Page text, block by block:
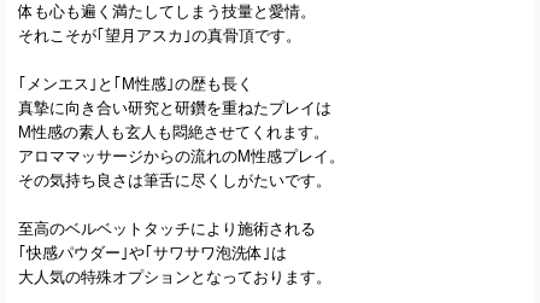
体も心も遍く満たしてしまう技量と愛情。
それこそが｢望月アスカ｣の真骨頂です。
｢メンエス｣と｢M性感｣の歴も長く
真摯に向き合い研究と研鑽を重ねたプレイは
M性感の素人も玄人も悶絶させてくれます。
アロママッサージからの流れのM性感プレイ。
その気持ち良さは筆舌に尽くしがたいです。
至高のベルベットタッチにより施術される
｢快感パウダー｣や｢サワサワ泡洗体｣は
大人気の特殊オプションとなっております。